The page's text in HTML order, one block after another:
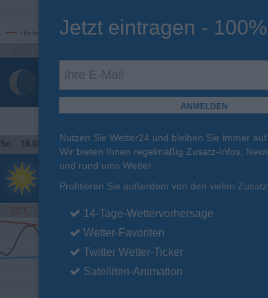
Höchsttemperatur Tiefsttemperatur Aktuelle Temperatur
11°C
So. 16.08. Mo. 17.08. Di . 18.08. Mi. 19.08. Do. 20.08.
31°C 27°C 25°C 25°C
Jetzt eintragen - 100%
Nutzen Sie Wetter24 und bleiben Sie immer
Wir bieten Ihnen regelmäßig Zusatz-Infos,
und rund ums Wetter.
Profitieren Sie außerdem von den vielen
14-Tage-Wettervorhersage
Wetter-Favoriten
Twitter Wetter-Ticker
Satelliten-Animation